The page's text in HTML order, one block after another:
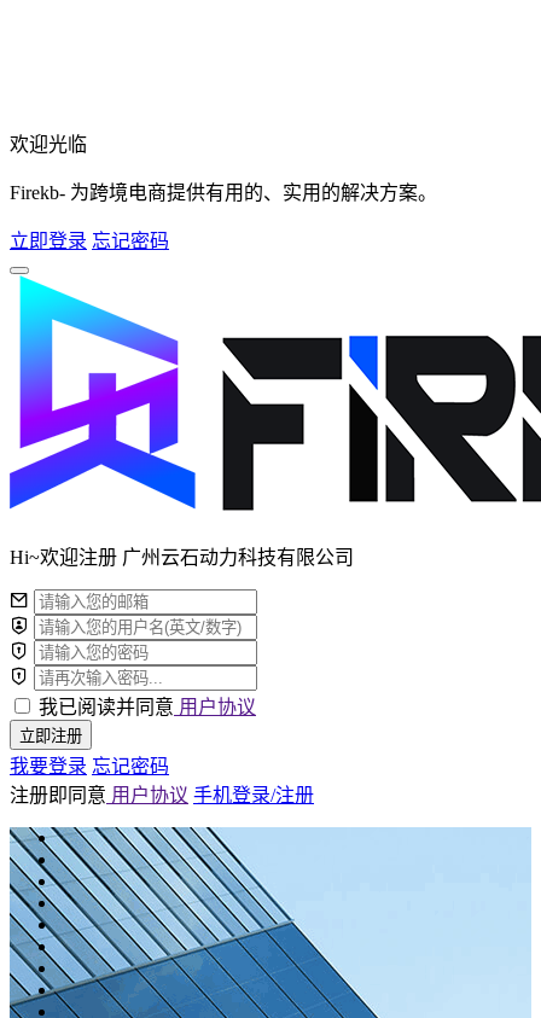
欢迎光临
Firekb- 为跨境电商提供有用的、实用的解决方案。
立即登录 忘记密码
Hi~欢迎注册 广州云石动力科技有限公司
我已阅读并同意 用户协议
立即注册
我要登录 忘记密码
注册即同意 用户协议 手机登录/注册